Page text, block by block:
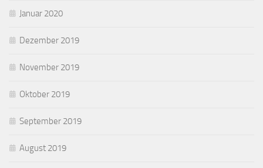
Januar 2020
Dezember 2019
November 2019
Oktober 2019
September 2019
August 2019